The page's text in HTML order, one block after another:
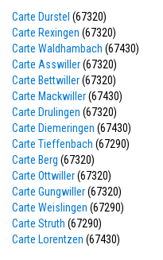
Carte Durstel (67320)
Carte Rexingen (67320)
Carte Waldhambach (67430)
Carte Asswiller(67320)
Carte Bettwiller(67320)
Carte Mackwiller(67430)
Carte Drulingen (67320)
Carte Diemeringen (67430)
Carte Tieffenbach (67290)
Carte Berg (67320)
Carte Ottwiller(67320)
Carte Gungwiller(67320)
Carte Weislingen (67290)
Carte Struth (67290)
Carte Lorentzen (67430)